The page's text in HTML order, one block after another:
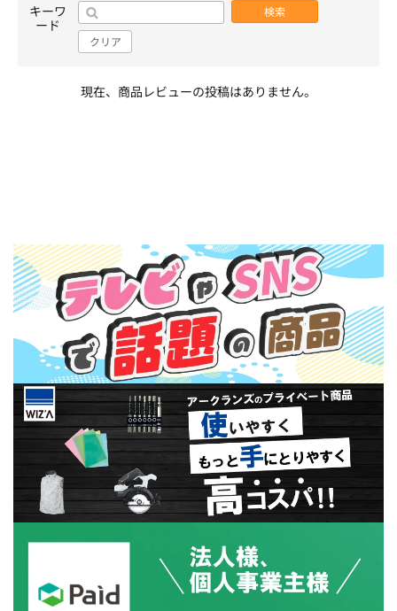
キーワ
ード
検索
クリア
現在、商品レビューの投稿はありません。